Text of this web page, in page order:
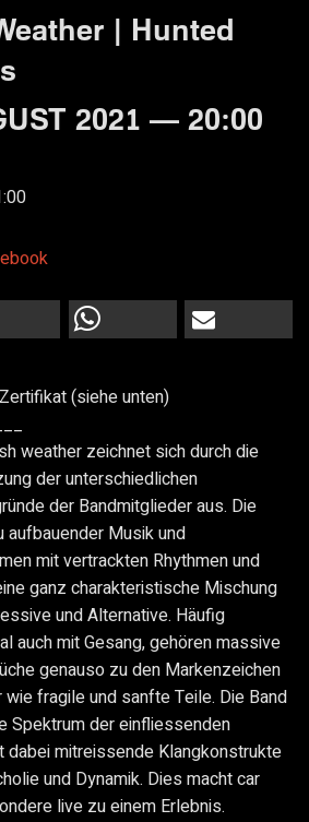
| Hunted
2021 — 20:00
(siehe unten)
weather zeichnet sich durch die
der unterschiedlichen
der Bandmitglieder aus. Die
Musik und
mit vertrackten Rhythmen und
ganz charakteristische Mischung
und Alternative. Häufig
auch mit Gesang, gehören massive
genauso zu den Markenzeichen
fragile und sanfte Teile. Die Band
Spektrum der einfliessenden
mitreissende Klangkonstrukte
und Dynamik. Dies macht car
live zu einem Erlebnis.